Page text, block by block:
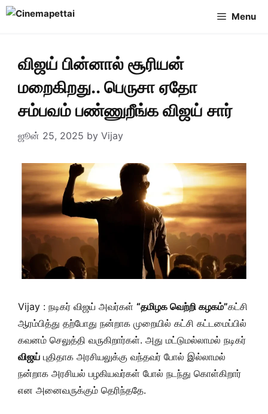
Skip
Menu
விஜய் பின்னால் சூரியன்
மறைகிறது.. பெருசா ஏதோ
சம்பவம் பண்ணுறீங்க விஜய் சார்
ஜூன் 25, 2025 by Vijay
Vijay : நடிகர் விஜய் அவர்கள் “தமிழக வெற்றி கழகம்”கட்சி
ஆரம்பித்து தற்போது நன்றாக முறையில் கட்சி கட்டமைப்பில்
கவனம் செலுத்தி வருகிறார்கள். அது மட்டுமல்லாமல் நடிகர்
விஜய் புதிதாக அரசியலுக்கு வந்தவர் போல் இல்லாமல்
நன்றாக அரசியல் பழகியவர்கள் போல் நடந்து கொள்கிறார்
என அனைவருக்கும் தெரிந்ததே.